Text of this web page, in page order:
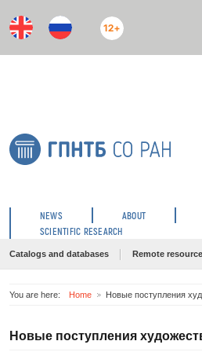
12+
NEWS
ABOUT
SCIENTIFIC RESEARCH
Catalogs and databases Remote
You are here: Home Новые поступления
Новые поступления